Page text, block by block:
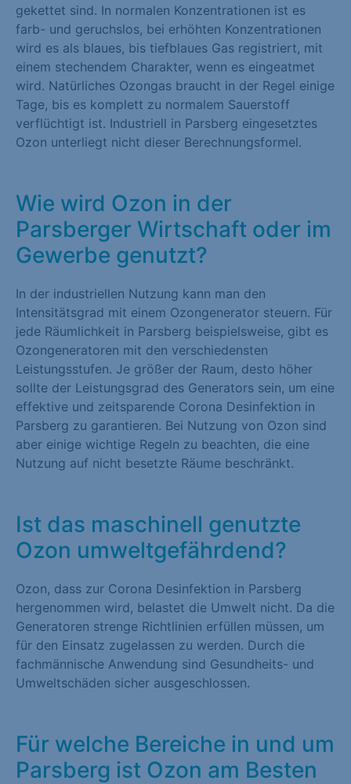
gekettet sind. In normalen Konzentrationen ist es
farb- und geruchslos, bei erhöhten Konzentrationen
wird es als blaues, bis tiefblaues Gas registriert, mit
einem stechendem Charakter, wenn es eingeatmet
wird. Natürliches Ozongas braucht in der Regel einige
Tage, bis es komplett zu normalem Sauerstoff
verflüchtigt ist. Industriell in Parsberg eingesetztes
Ozon unterliegt nicht dieser Berechnungsformel.
Wie wird Ozon in der
Parsberger Wirtschaft oder im
Gewerbe genutzt?
In der industriellen Nutzung kann man den
Intensitätsgrad mit einem Ozongenerator steuern. Für
jede Räumlichkeit in Parsberg beispielsweise, gibt es
Ozongeneratoren mit den verschiedensten
Leistungsstufen. Je größer der Raum, desto höher
sollte der Leistungsgrad des Generators sein, um eine
effektive und zeitsparende Corona Desinfektion in
Parsberg zu garantieren. Bei Nutzung von Ozon sind
aber einige wichtige Regeln zu beachten, die eine
Nutzung auf nicht besetzte Räume beschränkt.
Ist das maschinell genutzte
Ozon umweltgefährdend?
Ozon, dass zur Corona Desinfektion in Parsberg
hergenommen wird, belastet die Umwelt nicht. Da die
Generatoren strenge Richtlinien erfüllen müssen, um
für den Einsatz zugelassen zu werden. Durch die
fachmännische Anwendung sind Gesundheits- und
Umweltschäden sicher ausgeschlossen.
Für welche Bereiche in und um
Parsberg ist Ozon am Besten